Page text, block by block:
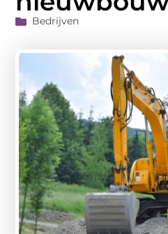
Bedrijven